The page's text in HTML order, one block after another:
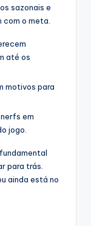
sazonais e
o meta.
até os
motivos para
em
jogo.
para trás.
ainda está no